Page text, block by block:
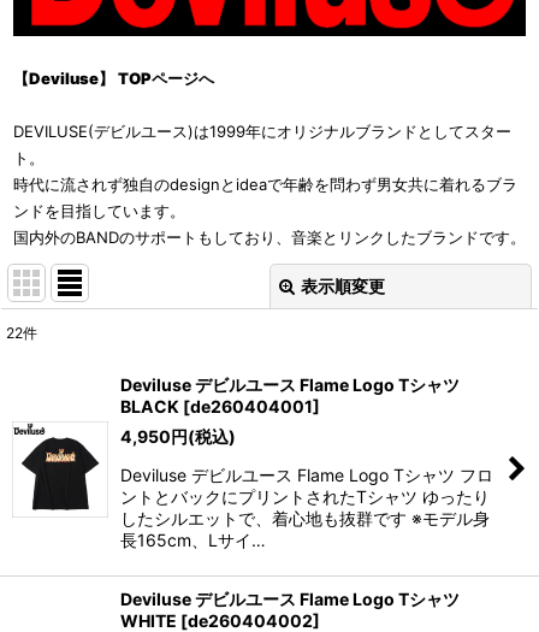
【Deviluse】 TOPページへ
DEVILUSE(デビルユース)は1999年にオリジナルブランドとしてスター
ト。
時代に流されず独自のdesignとideaで年齢を問わず男女共に着れるブラ
ンドを目指しています。
国内外のBANDのサポートもしており、音楽とリンクしたブランドです。
表示順変更
表示数:
並び順
絞り込む
22件
Deviluse デビルユース Flame Logo Tシャツ
BLACK [de260404001]
4,950円(税込)
Deviluse デビルユース Flame Logo Tシャツ フロ
ントとバックにプリントされたTシャツ ゆったり
したシルエットで、着心地も抜群です ※モデル身
長165cm、Lサイ…
Deviluse デビルユース Flame Logo Tシャツ
WHITE [de260404002]